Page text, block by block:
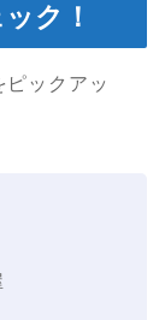
ク！
ックアッ